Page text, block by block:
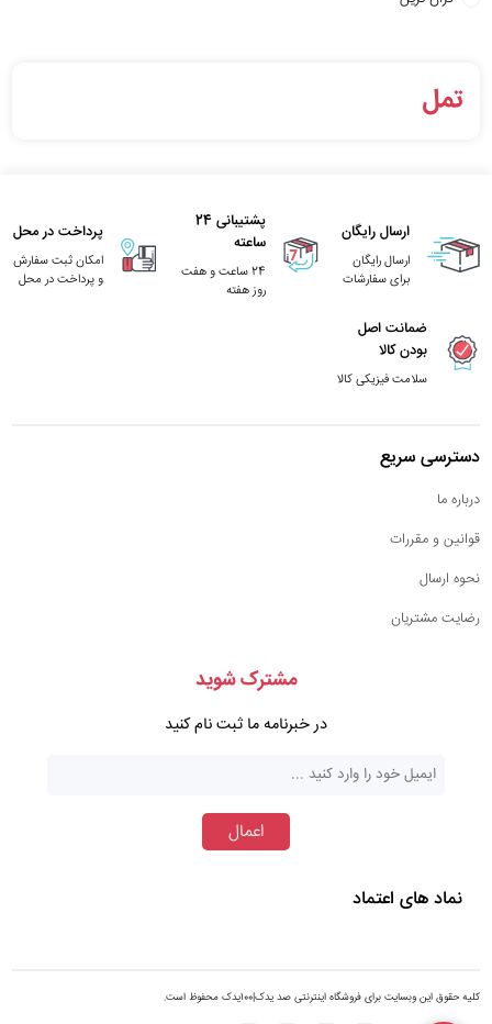
تمل
ارسال رایگان
ارسال رایگان
برای سفارشات
پشتیبانی 24
ساعته
24 ساعت و هفت
روز هفته
پرداخت در محل
امکان ثبت سفارش
و پرداخت در محل
ضمانت اصل
بودن کالا
سلامت فیزیکی کالا
دسترسی سریع
درباره ما
قوانین و مقررات
نحوه ارسال
رضایت مشتریان
مشترک شوید
در خبرنامه ما ثبت نام کنید
اعمال
نماد های اعتماد
کلیه حقوق این وبسایت برای فروشگاه اینترنتی صد یدک|100یدک محفوظ است.